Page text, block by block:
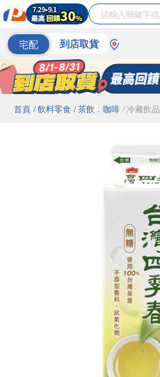
宅配 到店取貨
首頁 / 飲料零食 / 茶飲．咖啡 / 冷藏飲品